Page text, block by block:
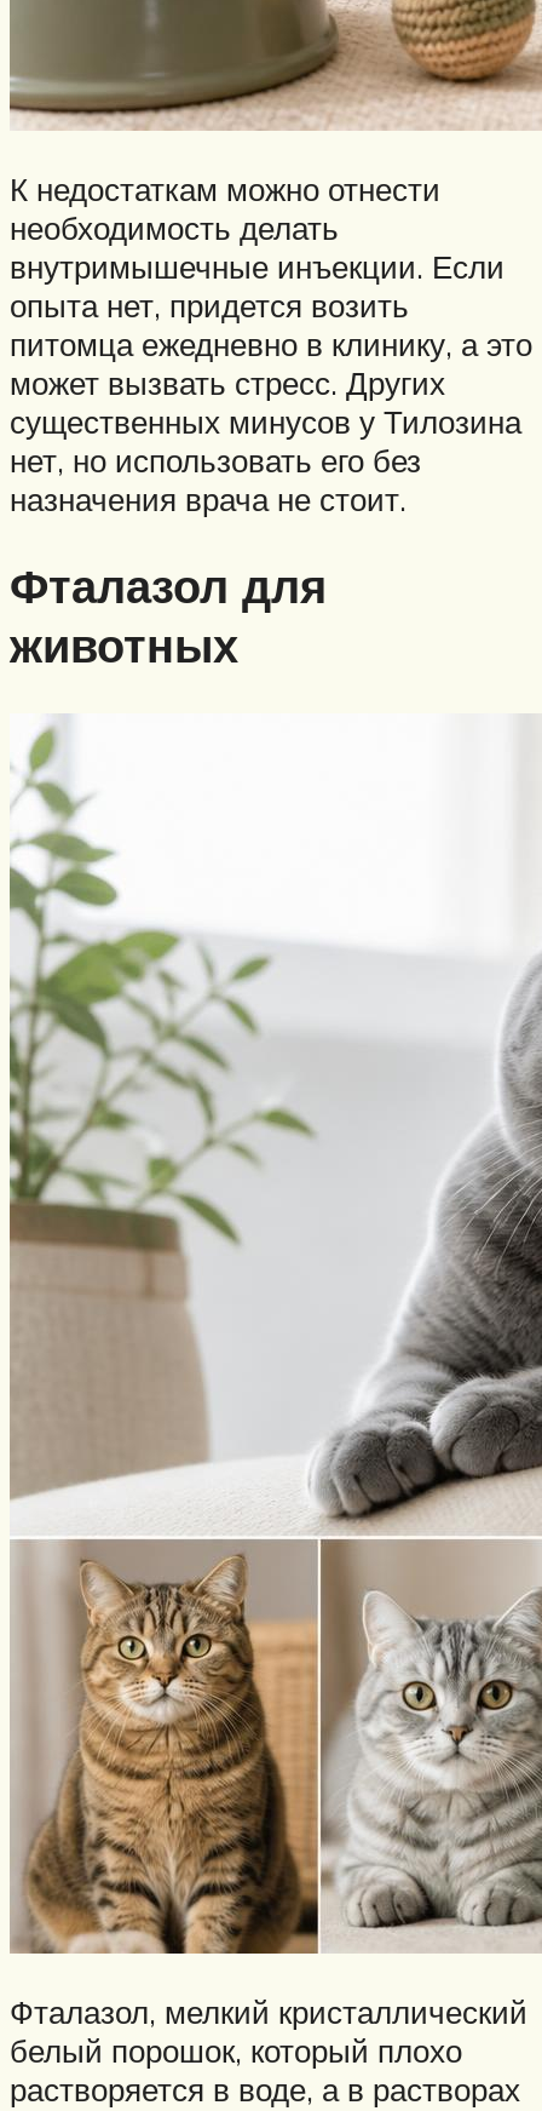
К недостаткам можно отнести
необходимость делать
внутримышечные инъекции. Если
опыта нет, придется возить
питомца ежедневно в клинику, а это
может вызвать стресс. Других
существенных минусов у Тилозина
нет, но использовать его без
назначения врача не стоит.
Фталазол для
животных
Фталазол, мелкий кристаллический
белый порошок, который плохо
растворяется в воде, а в растворах